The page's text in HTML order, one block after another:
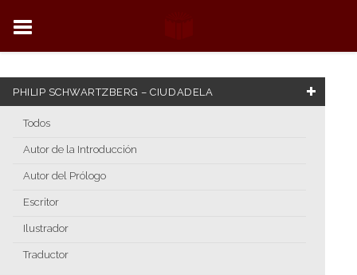
PHILIP SCHWARTZBERG – CIUDADELA
Todos
Autor de la Introducción
Autor del Prólogo
Escritor
Ilustrador
Traductor